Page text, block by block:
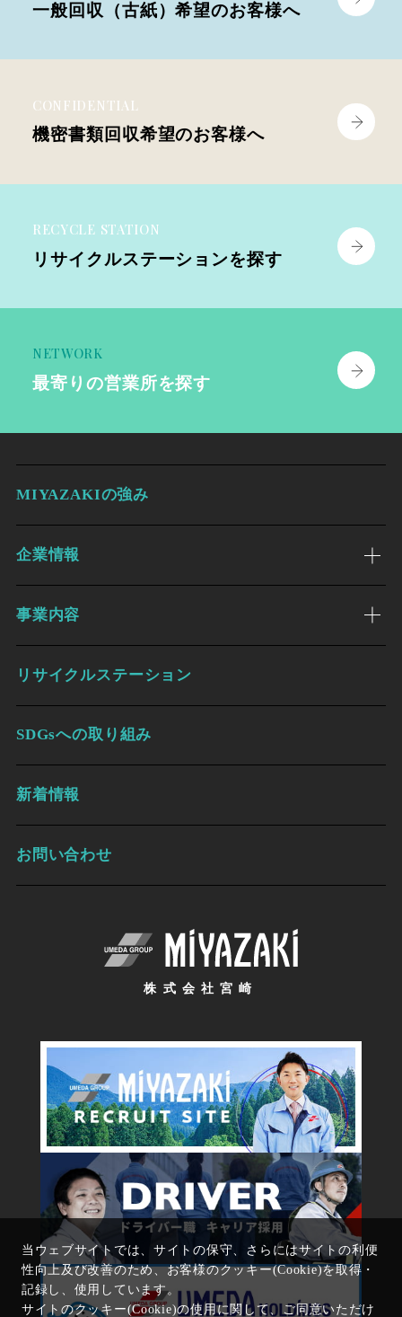
一般回収（古紙）希望のお客様へ
CONFIDENTIAL
機密書類回収希望のお客様へ
RECYCLE STATION
リサイクルステーションを探す
NETWORK
最寄りの営業所を探す
MIYAZAKIの強み
企業情報
事業内容
リサイクルステーション
SDGsへの取り組み
新着情報
お問い合わせ
株式会社宮崎
当ウェブサイトでは、サイトの保守、さらにはサイトの利便
性向上及び改善のため、お客様のクッキー(Cookie)を取得・
記録し、使用しています。
サイトのクッキー(Cookie)の使用に関して、ご同意いただけ